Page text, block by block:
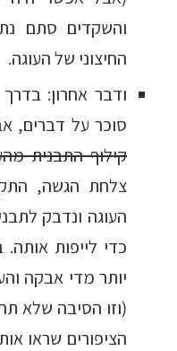
והשקדים סתם
החיצוני של העוגה.
ודבר אחרון:
סוכר על דברים,
קילוף התבנית
צלחת הגשה,
העוגה ונדבק
כדי לייפות
יותר מדי אבקה
(וזו הסיבה שלא
הציפורים שראו